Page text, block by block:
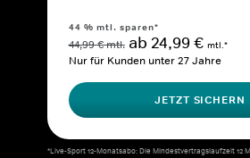
44 % mtl. sparen*
44,99 € mtl. ab 24,99 € mtl.*
Nur für Kunden unter 27 Jahre
JETZT SICHERN
*Live-Sport 12-Monatsabo: Die Mindestvertragslaufzeit 12